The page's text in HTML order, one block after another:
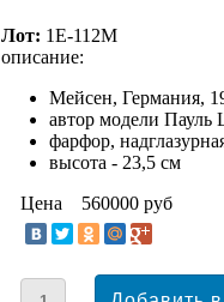
Лот: 1Е-112М
описание:
Мейсен, Германия,
автор модели
фарфор,
высота - 23,5 см
Цена
560000 руб